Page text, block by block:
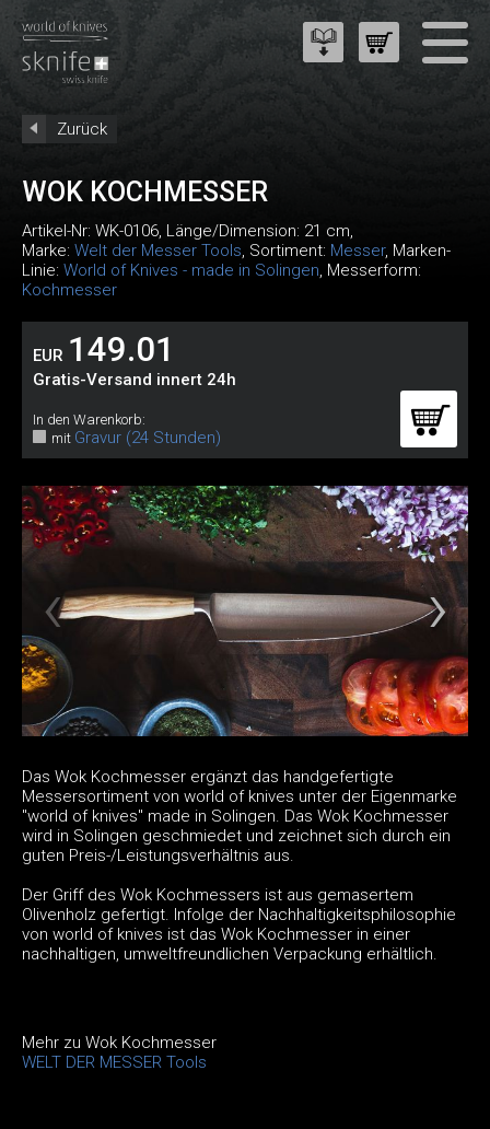
Zurück
WOK KOCHMESSER
Artikel-Nr: WK-0106, Länge/Dimension: 21 cm,
Marke: Welt der Messer Tools, Sortiment: Messer, Marken-
Linie: World of Knives - made in Solingen, Messerform:
Kochmesser
EUR 149.01
Gratis-Versand innert 24h
In den Warenkorb:
mit Gravur (24 Stunden)
Das Wok Kochmesser ergänzt das handgefertigte
Messersortiment von world of knives unter der Eigenmarke
"world of knives" made in Solingen. Das Wok Kochmesser
wird in Solingen geschmiedet und zeichnet sich durch ein
guten Preis-/Leistungsverhältnis aus.
Der Griff des Wok Kochmessers ist aus gemasertem
Olivenholz gefertigt. Infolge der Nachhaltigkeitsphilosophie
von world of knives ist das Wok Kochmesser in einer
nachhaltigen, umweltfreundlichen Verpackung erhältlich.
Mehr zu Wok Kochmesser
WELT DER MESSER Tools